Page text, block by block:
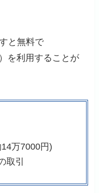
と無料で
を利用することが
万7000円)
取引